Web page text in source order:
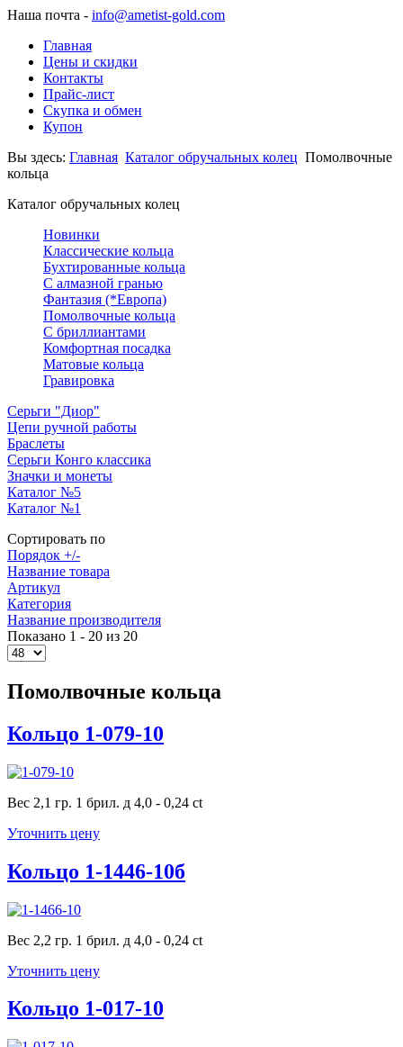
Наша почта - info@ametist-gold.com
Главная
Цены и скидки
Контакты
Прайс-лист
Скупка и обмен
Купон
Вы здесь: Главная Каталог обручальных колец Помолвочные
кольца
Каталог обручальных колец
Новинки
Классические кольца
Бухтированные кольца
С алмазной гранью
Фантазия (*Европа)
Помолвочные кольца
С бриллиантами
Комфортная посадка
Матовые кольца
Гравировка
Серьги "Диор"
Цепи ручной работы
Браслеты
Серьги Конго классика
Значки и монеты
Каталог №5
Каталог №1
Сортировать по
Порядок +/-
Название товара
Артикул
Категория
Название производителя
Показано 1 - 20 из 20
Помолвочные кольца
Кольцо 1-079-10
Вес 2,1 гр. 1 брил. д 4,0 - 0,24 ct
Уточнить цену
Кольцо 1-1446-10б
Вес 2,2 гр. 1 брил. д 4,0 - 0,24 ct
Уточнить цену
Кольцо 1-017-10